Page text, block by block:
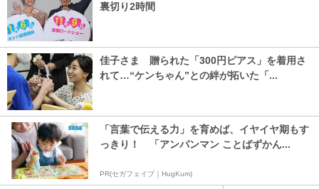
裏切り2時間
佳子さま 贈られた「300円ピアス」を着用さ
れて…“ケンちゃん”との絆が拓いた「...
「言葉で伝える力」を育めば、イヤイヤ期もす
っきり！ 「アンパンマン ことばずかん...
PR(セガフェイブ｜HugKum)